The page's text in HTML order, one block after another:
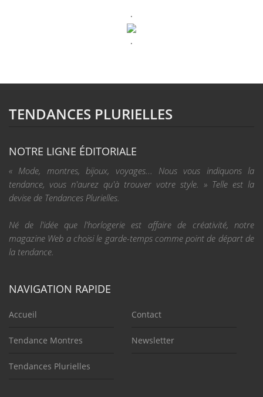
.
.
TENDANCES PLURIELLES
NOTRE LIGNE ÉDITORIALE
« Mode, montres, bijoux, voyages... Nous vous indiquons la
tendance, vous n'aurez qu'à trouver votre style. » Telle est la
devise de Tendances Plurielles.
Né de l'idée que l'horlogerie est affaire de créativité, notre
magazine Web a choisi le garde-temps comme point de départ de
la tendance.
NAVIGATION RAPIDE
Accueil
Tendance Montres
Tendances Plurielles
Contact
Newsletter